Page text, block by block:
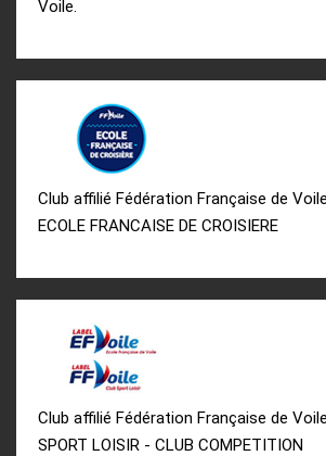
Voile.
Club affilié Fédération Française de
ECOLE FRANCAISE DE CROISIERE
Club affilié Fédération Française de
SPORT LOISIR - CLUB COMPETITION